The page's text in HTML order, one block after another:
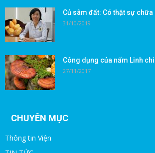
Củ sâm đất: Có thật sự chữa
31/10/2019
Công dụng của nấm Linh chi
27/11/2017
CHUYÊN MỤC
Thông tin Viện